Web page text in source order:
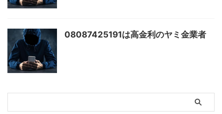
08087425191は高金利のヤミ金業者